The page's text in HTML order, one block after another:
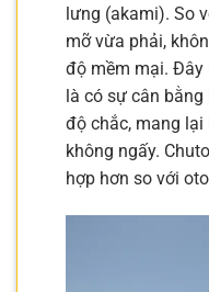
lưng (akami). So
mỡ vừa phải,
độ mềm mại.
là có sự cân
độ chắc, mang
không ngấy.
hợp hơn so với